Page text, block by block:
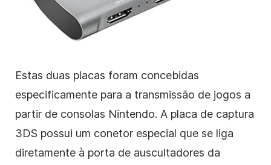
Estas duas placas foram concebidas
especificamente para a transmissão de jogos a
partir de consolas Nintendo. A placa de captura
3DS possui um conetor especial que se liga
diretamente à porta de auscultadores da